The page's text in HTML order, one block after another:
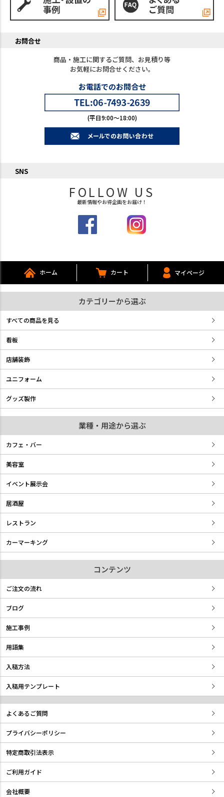
お問合せ
商品・施工に関するご質問、お見積り等
お気軽にお問合せください。
お電話でのお問合せ
(平日9:00～18:00)
SNS
FOLLOW US
最新情報やお得企画をお届け！
ホーム カート マイページ
カテゴリーから選ぶ
すべての商品を見る
看板
店舗装飾
ユニフォーム
グッズ製作
業種・用途から選ぶ
カフェ・バー
美容室
イベント展示会
居酒屋
レストラン
カーマーキング
コンテンツ
ご注文の流れ
ブログ
施工事例
用語集
入稿方法
入稿用テンプレート
よくあるご質問
プライバシーポリシー
特定商取引法表示
ご利用ガイド
会社概要